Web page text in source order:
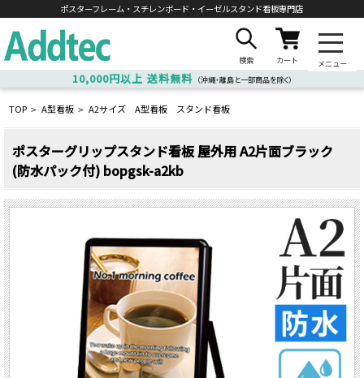
ポスターフレーム・スチレンボード・ イーゼルスタンド看板専門店
検索 カート メニュー
10,000円以上 送料無料 （沖縄・離島と一部商品を除く）
TOP > A型看板 > A2サイズ A型看板 スタンド看板
ポスターグリップスタンド看板 屋外用 A2片面ブラック
(防水パック付) bopgsk-a2kb